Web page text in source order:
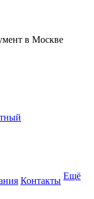
в Москве
Контакты Ещё